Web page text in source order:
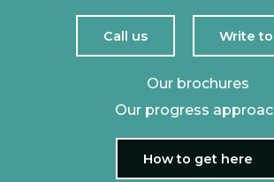
Call us Write
Our brochures
Our progress
How to get here